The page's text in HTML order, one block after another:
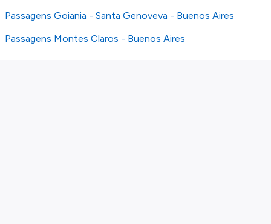
Passagens Goiania - Santa Genoveva - Buenos Aires
Passagens Montes Claros - Buenos Aires